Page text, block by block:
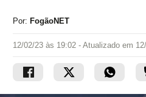
Por: FogãoNET
12/02/23 às 19:02 - Atualizado em